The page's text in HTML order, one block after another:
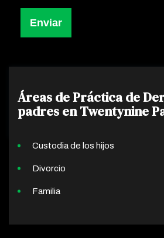
Áreas de Práctica de
padres en Twentynine
Custodia de los hijos
Divorcio
Familia